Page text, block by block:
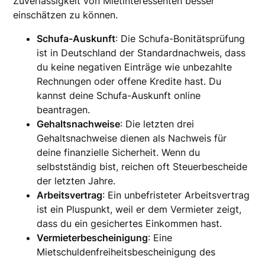
einschätzen zu können.
Schufa-Auskunft: Die Schufa-Bonitätsprüfung
ist in Deutschland der Standardnachweis, dass
du keine negativen Einträge wie unbezahlte
Rechnungen oder offene Kredite hast. Du
kannst deine Schufa-Auskunft online
beantragen.
Gehaltsnachweise: Die letzten drei
Gehaltsnachweise dienen als Nachweis für
deine finanzielle Sicherheit. Wenn du
selbstständig bist, reichen oft Steuerbescheide
der letzten Jahre.
Arbeitsvertrag: Ein unbefristeter Arbeitsvertrag
ist ein Pluspunkt, weil er dem Vermieter zeigt,
dass du ein gesichertes Einkommen hast.
Vermieterbescheinigung: Eine
Mietschuldenfreiheitsbescheinigung des